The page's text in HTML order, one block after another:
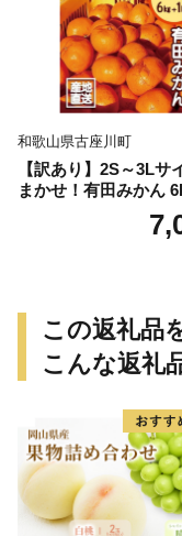
和歌山県古座川町
【訳あり】2S～3Lサ
まかせ！有田みかん
保証分 11月から12月
でに順次発送致しま
この返礼品
こんな返礼